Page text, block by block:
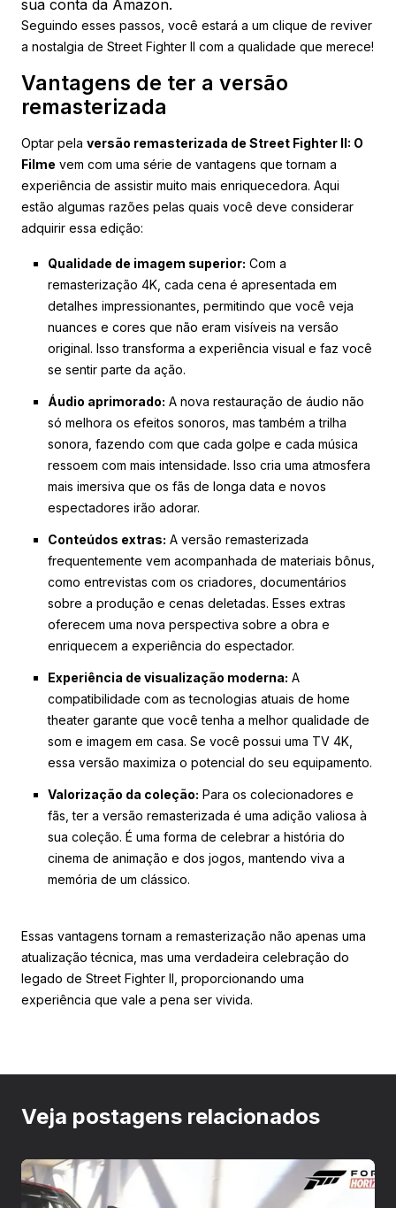
sua conta da Amazon.
Seguindo esses passos, você estará a um clique de reviver
a nostalgia de Street Fighter II com a qualidade que merece!
Vantagens de ter a versão
remasterizada
Optar pela versão remasterizada de Street Fighter II: O
Filme vem com uma série de vantagens que tornam a
experiência de assistir muito mais enriquecedora. Aqui
estão algumas razões pelas quais você deve considerar
adquirir essa edição:
Qualidade de imagem superior: Com a
remasterização 4K, cada cena é apresentada em
detalhes impressionantes, permitindo que você veja
nuances e cores que não eram visíveis na versão
original. Isso transforma a experiência visual e faz você
se sentir parte da ação.
Áudio aprimorado: A nova restauração de áudio não
só melhora os efeitos sonoros, mas também a trilha
sonora, fazendo com que cada golpe e cada música
ressoem com mais intensidade. Isso cria uma atmosfera
mais imersiva que os fãs de longa data e novos
espectadores irão adorar.
Conteúdos extras: A versão remasterizada
frequentemente vem acompanhada de materiais bônus,
como entrevistas com os criadores, documentários
sobre a produção e cenas deletadas. Esses extras
oferecem uma nova perspectiva sobre a obra e
enriquecem a experiência do espectador.
Experiência de visualização moderna: A
compatibilidade com as tecnologias atuais de home
theater garante que você tenha a melhor qualidade de
som e imagem em casa. Se você possui uma TV 4K,
essa versão maximiza o potencial do seu equipamento.
Valorização da coleção: Para os colecionadores e
fãs, ter a versão remasterizada é uma adição valiosa à
sua coleção. É uma forma de celebrar a história do
cinema de animação e dos jogos, mantendo viva a
memória de um clássico.
Essas vantagens tornam a remasterização não apenas uma
atualização técnica, mas uma verdadeira celebração do
legado de Street Fighter II, proporcionando uma
experiência que vale a pena ser vivida.
Veja postagens relacionados